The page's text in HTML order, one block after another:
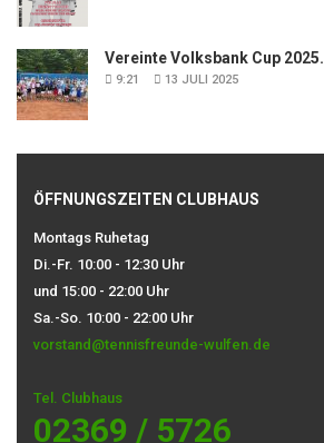
Vereinte Volksbank Cup 2025.
9:21 13 JULI 2025
ÖFFNUNGSZEITEN CLUBHAUS
Montags Ruhetag
Di.-Fr. 10:00 - 12:30 Uhr
und 15:00 - 22:00 Uhr
Sa.-So. 10:00 - 22:00 Uhr
vorstand@tennisfreunde-wulfen.de
Tel. Clubhaus
02369 / 5726